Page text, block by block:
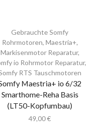
Gebrauchte Somfy
Rohrmotoren, Maestria+,
Markisenmotor Reparatur,
io Rohrmotor Reparatur,
RTS Tauschmotoren
Maestria+ io 6/32
Smarthome-Reha Basis
(LT50-Kopfumbau)
49,00€